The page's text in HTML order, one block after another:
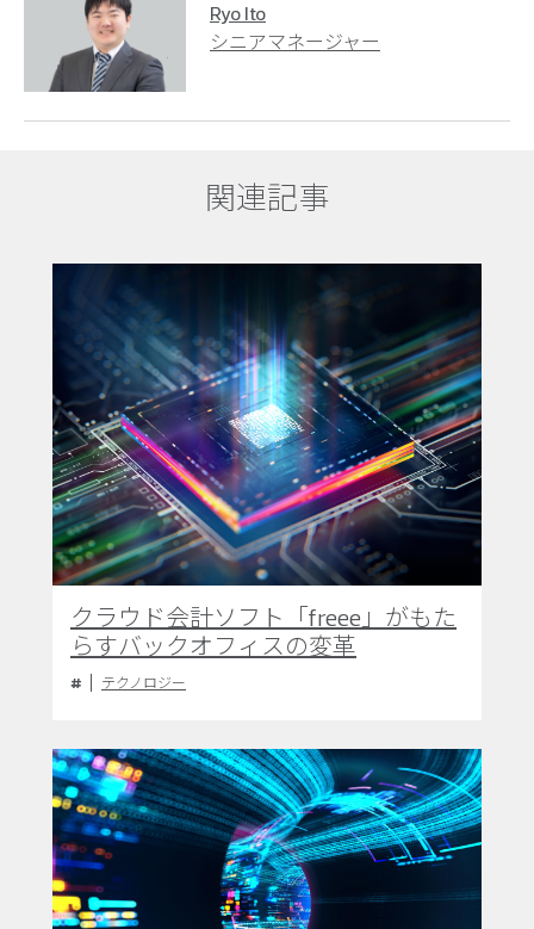
Ryo Ito
シニアマネージャー
関連記事
クラウド会計ソフト「freee」がもた
らすバックオフィスの変革
テクノロジー